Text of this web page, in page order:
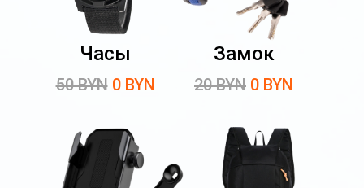
Часы
50 BYN 0 BYN 20 BYN 0 BYN
Замок